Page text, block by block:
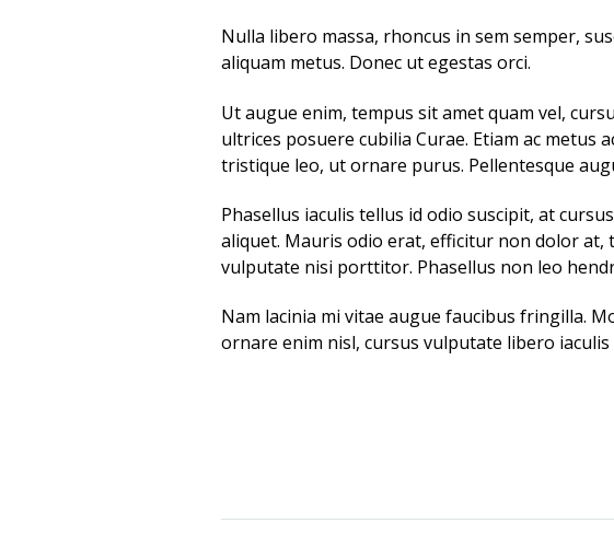
Nulla libero massa, rhoncus in sem semper,
aliquam metus. Donec ut egestas orci.
Ut augue enim, tempus sit amet quam vel,
ultrices posuere cubilia Curae. Etiam ac metus
tristique leo, ut ornare purus. Pellentesque
Phasellus iaculis tellus id odio suscipit, at
aliquet. Mauris odio erat, efficitur non dolor at,
vulputate nisi porttitor. Phasellus non leo
Nam lacinia mi vitae augue faucibus fringilla.
ornare enim nisl, cursus vulputate libero iaculis